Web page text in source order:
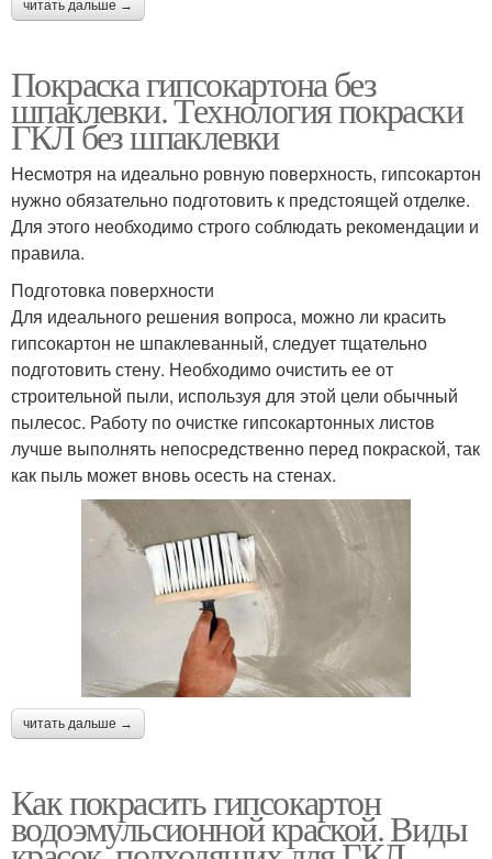
читать дальше →
Покраска гипсокартона без
шпаклевки. Технология покраски
ГКЛ без шпаклевки
Несмотря на идеально ровную поверхность, гипсокартон
нужно обязательно подготовить к предстоящей отделке.
Для этого необходимо строго соблюдать рекомендации и
правила.
Подготовка поверхности
Для идеального решения вопроса, можно ли красить
гипсокартон не шпаклеванный, следует тщательно
подготовить стену. Необходимо очистить ее от
строительной пыли, используя для этой цели обычный
пылесос. Работу по очистке гипсокартонных листов
лучше выполнять непосредственно перед покраской, так
как пыль может вновь осесть на стенах.
читать дальше →
Как покрасить гипсокартон
водоэмульсионной краской. Виды